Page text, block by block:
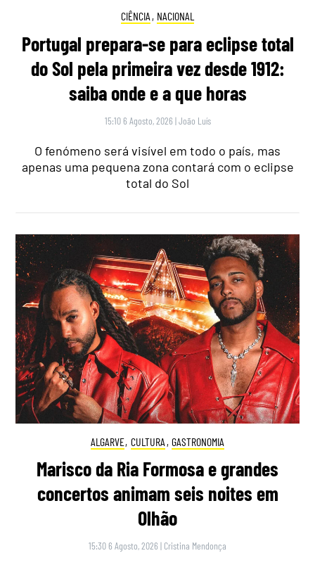
CIÊNCIA , NACIONAL
Portugal prepara-se para eclipse total
do Sol pela primeira vez desde 1912:
saiba onde e a que horas
15:10 6 Agosto, 2026 |João Luís
O fenómeno será visível em todo o país, mas
apenas uma pequena zona contará com o eclipse
total do Sol
ALGARVE, CULTURA , GASTRONOMIA
Marisco da Ria Formosa e grandes
concertos animam seis noites em
Olhão
15:30 6 Agosto, 2026 | Cristina Mendonça